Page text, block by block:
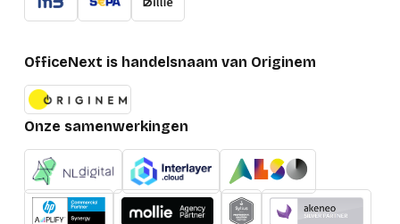
OfficeNext is handelsnaam van Originem
Onze samenwerkingen